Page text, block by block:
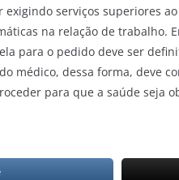
serviços superiores
na relação de trabalho.
para o pedido deve ser
médico, dessa forma, deve
para que a saúde seja